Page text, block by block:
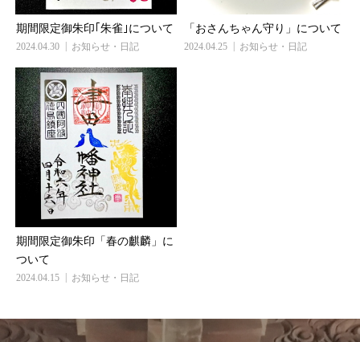
期間限定御朱印｢朱雀｣について
2024.04.30 お知らせ・日記
「おさんちゃん守り」について
2024.04.25 お知らせ・日記
期間限定御朱印「春の麒麟」に
ついて
2024.04.15 お知らせ・日記